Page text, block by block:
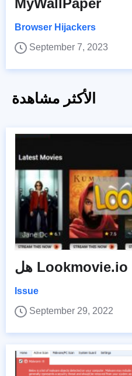
Browser Hijackers
September 7, 2023
الأكثر مشاهدة
Issue
September 29, 2022